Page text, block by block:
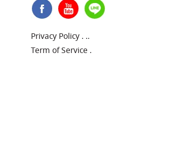
Privacy Policy . ..
Term of Service .